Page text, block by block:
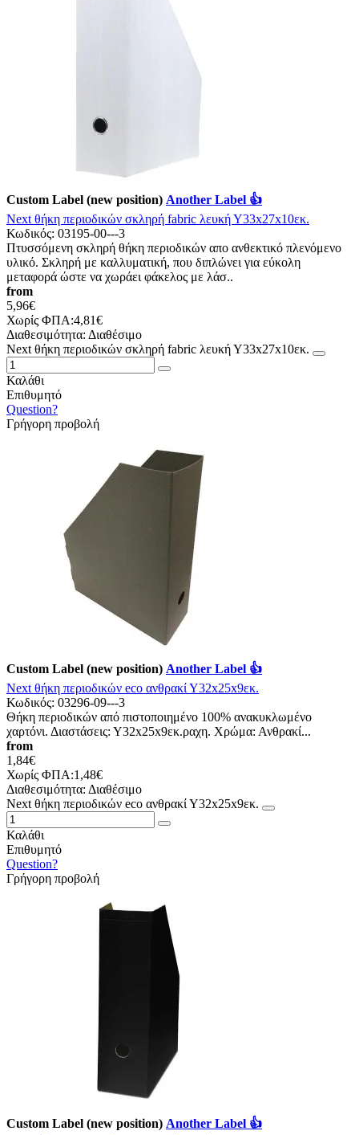
Custom Label (new position) Another Label 👍
Νext θήκη περιοδικών σκληρή fabric λευκή Υ33x27x10εκ.
Κωδικός: 03195-00---3
Πτυσσόμενη σκληρή θήκη περιοδικών απο ανθεκτικό πλενόμενο
υλικό. Σκληρή με καλλυματική, που διπλώνει για εύκολη
μεταφορά ώστε να χωράει φάκελος με λάσ..
from
5,96€
Χωρίς ΦΠΑ:4,81€
Διαθεσιμότητα: Διαθέσιμο
Νext θήκη περιοδικών σκληρή fabric λευκή Υ33x27x10εκ.
Καλάθι
Επιθυμητό
Question?
Γρήγορη προβολή
Custom Label (new position) Another Label 👍
Νext θήκη περιοδικών eco ανθρακί Υ32x25x9εκ.
Κωδικός: 03296-09---3
Θήκη περιοδικών από πιστοποιημένο 100% ανακυκλωμένο
χαρτόνι. Διαστάσεις: Υ32x25x9εκ.ραχη. Χρώμα: Ανθρακί...
from
1,84€
Χωρίς ΦΠΑ:1,48€
Διαθεσιμότητα: Διαθέσιμο
Νext θήκη περιοδικών eco ανθρακί Υ32x25x9εκ.
Καλάθι
Επιθυμητό
Question?
Γρήγορη προβολή
Custom Label (new position) Another Label 👍